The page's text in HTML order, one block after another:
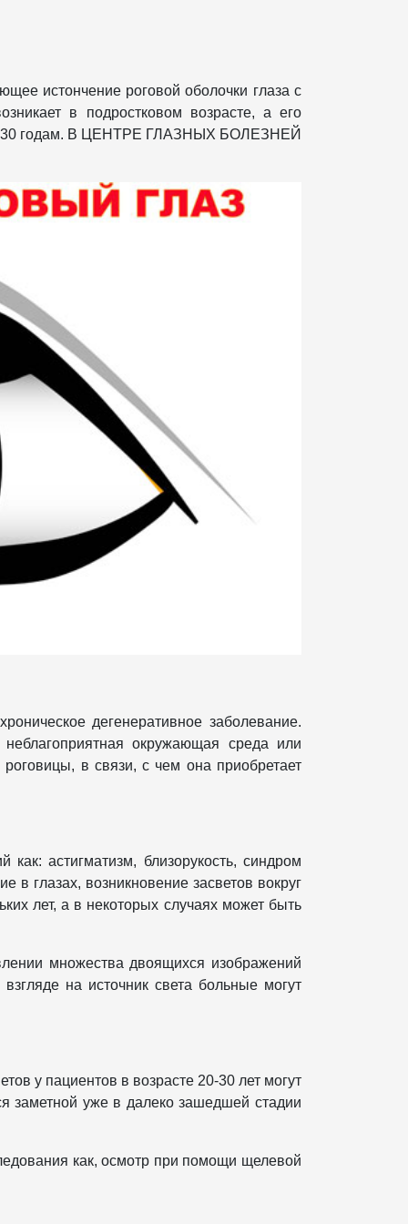
истончение роговой оболочки глаза с
в подростковом возрасте, а его
30 годам. В ЦЕНТРЕ ГЛАЗНЫХ БОЛЕЗНЕЙ
дегенеративное заболевание.
окружающая среда или
в связи, с чем она приобретает
астигматизм, близорукость, синдром
в глазах, возникновение засветов вокруг
лет, а в некоторых случаях может быть
множества двоящихся изображений
на источник света больные могут
у пациентов в возрасте 20-30 лет могут
заметной уже в далеко зашедшей стадии
как, осмотр при помощи щелевой